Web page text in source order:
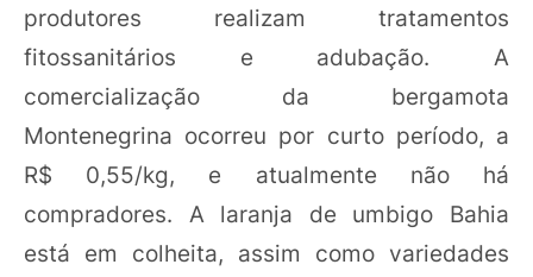
produtores realizam tratamentos
fitossanitários e adubação. A
comercialização da bergamota
Montenegrina ocorreu por curto período, a
R$ 0,55/kg, e atualmente não há
compradores. A laranja de umbigo Bahia
está em colheita, assim como variedades